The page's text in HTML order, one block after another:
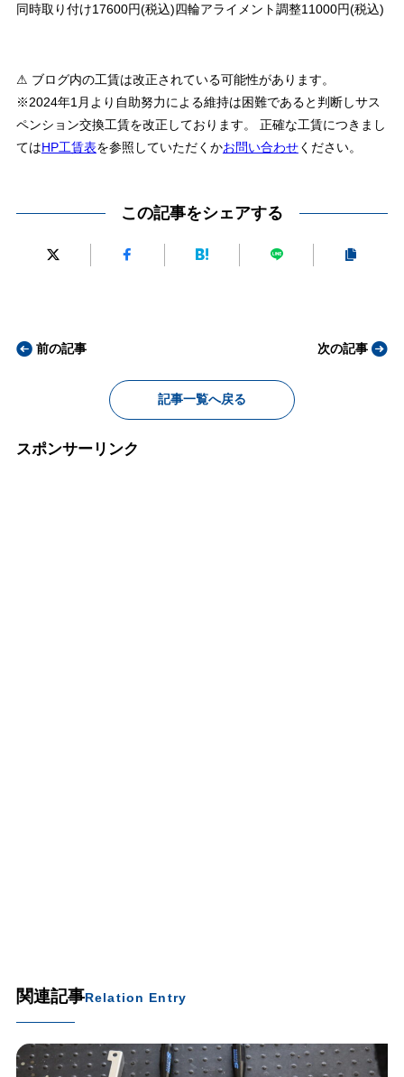
同時取り付け17600円(税込)四輪アライメント調整11000円(税込)
⚠ ブログ内の工賃は改正されている可能性があります。
※2024年1月より自助努力による維持は困難であると判断しサス
ペンション交換工賃を改正しております。 正確な工賃につきまし
てはHP工賃表を参照していただくかお問い合わせください。
この記事をシェアする
前の記事
記事一覧へ戻る
次の記事
スポンサーリンク
関連記事Relation Entry